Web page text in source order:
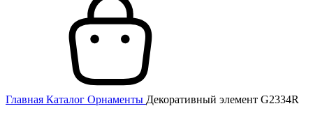
Главная Каталог Орнаменты Декоративный элемент G2334R